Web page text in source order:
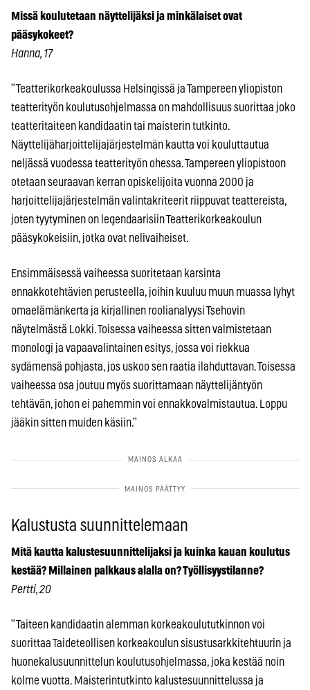
Missä koulutetaan näyttelijäksi ja minkälaiset ovat
pääsykokeet?
Hanna, 17
”Teatterikorkeakoulussa Helsingissä ja Tampereen yliopiston
teatterityön koulutusohjelmassa on mahdollisuus suorittaa joko
teatteritaiteen kandidaatin tai maisterin tutkinto.
Näyttelijäharjoittelijajärjestelmän kautta voi kouluttautua
neljässä vuodessa teatterityön ohessa. Tampereen yliopistoon
otetaan seuraavan kerran opiskelijoita vuonna 2000 ja
harjoittelijajärjestelmän valintakriteerit riippuvat teattereista,
joten tyytyminen on legendaarisiin Teatterikorkeakoulun
pääsykokeisiin, jotka ovat nelivaiheiset.
Ensimmäisessä vaiheessa suoritetaan karsinta
ennakkotehtävien perusteella, joihin kuuluu muun muassa lyhyt
omaelämänkerta ja kirjallinen roolianalyysi Tsehovin
näytelmästä Lokki. Toisessa vaiheessa sitten valmistetaan
monologi ja vapaavalintainen esitys, jossa voi riekkua
sydämensä pohjasta, jos uskoo sen raatia ilahduttavan. Toisessa
vaiheessa osa joutuu myös suorittamaan näyttelijäntyön
tehtävän, johon ei pahemmin voi ennakkovalmistautua. Loppu
jääkin sitten muiden käsiin.”
Kalustusta suunnittelemaan
Mitä kautta kalustesuunnittelijaksi ja kuinka kauan koulutus
kestää? Millainen palkkaus alalla on? Työllisyystilanne?
Pertti, 20
”Taiteen kandidaatin alemman korkeakoulututkinnon voi
suorittaa Taideteollisen korkeakoulun sisustusarkkitehtuurin ja
huonekalusuunnittelun koulutusohjelmassa, joka kestää noin
kolme vuotta. Maisterintutkinto kalustesuunnittelussa ja